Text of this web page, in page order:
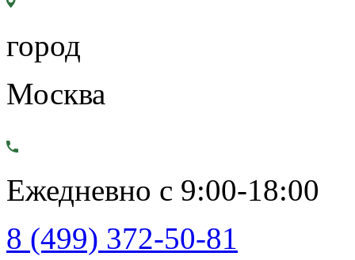
город
Москва
Ежедневно с 9:00-18:00
8 (499) 372-50-81